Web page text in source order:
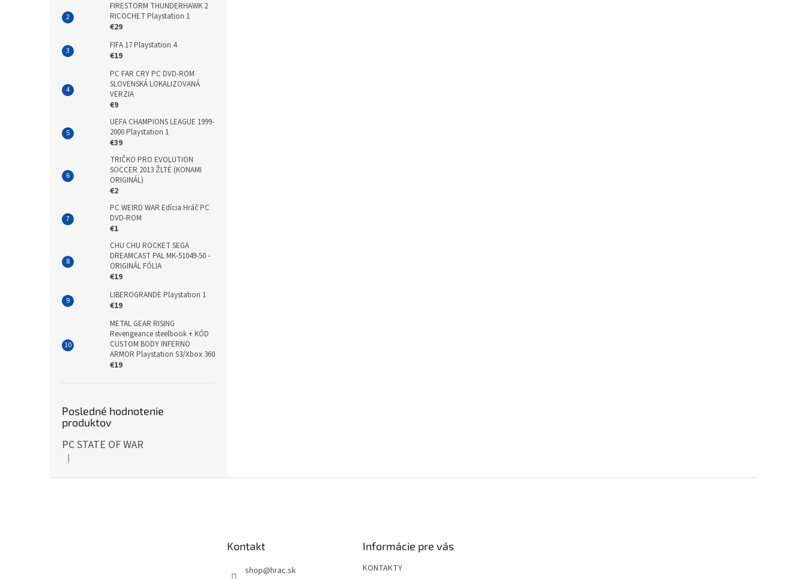
FIRESTORM THUNDERHAWK 2
RICOCHET Playstation 1
€29
FIFA 17 Playstation 4
€19
PC FAR CRY PC DVD-ROM
SLOVENSKÁ LOKALIZOVANÁ
VERZIA
€9
UEFA CHAMPIONS LEAGUE 1999-
2000 Playstation 1
€39
TRIČKO PRO EVOLUTION
SOCCER 2013 ŽLTÉ (KONAMI
ORIGINÁL)
€2
PC WEIRD WAR Edícia Hráč PC
DVD-ROM
€1
CHU CHU ROCKET SEGA
DREAMCAST PAL MK-51049-50 -
ORIGINÁL FÓLIA
€19
LIBEROGRANDE Playstation 1
€19
METAL GEAR RISING
Revengeance steelbook + KÓD
CUSTOM BODY INFERNO
ARMOR Playstation S3/Xbox 360
€19
Posledné hodnotenie
produktov
PC STATE OF WAR
Hodnotenie produktu je 5 z 5 hviezdičiek.
|
Kontakt
shop@hrac.sk
Informácie pre vás
KONTAKTY